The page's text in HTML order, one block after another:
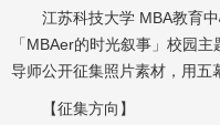
江苏科技大学 MBA教育
「MBAer的时光叙事」校园
导师公开征集照片素材，用五
【征集方向】